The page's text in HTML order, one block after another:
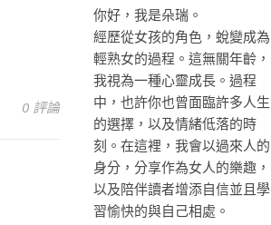
0 評論
你好，我是朵瑞。
經歷從女孩的角色，蛻變成為
輕熟女的過程。這無關年齡，
我視為一種心靈成長。過程
中，也許你也曾面臨許多人生
的選擇，以及情緒低落的時
刻。在這裡，我會以過來人的
身分，分享作為女人的樂趣，
以及陪伴讀者增添自信並且學
習愉快的與自己相處。